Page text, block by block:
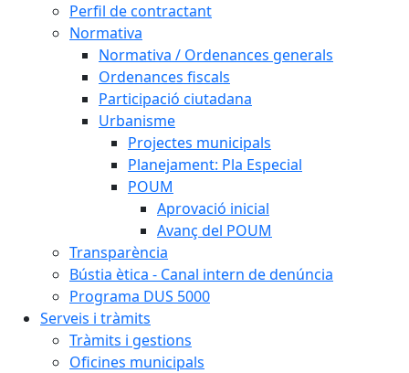
Perfil de contractant
Normativa
Normativa / Ordenances generals
Ordenances fiscals
Participació ciutadana
Urbanisme
Projectes municipals
Planejament: Pla Especial
POUM
Aprovació inicial
Avanç del POUM
Transparència
Bústia ètica - Canal intern de denúncia
Programa DUS 5000
Serveis i tràmits
Tràmits i gestions
Oficines municipals